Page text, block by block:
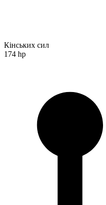
Кінських сил
174 hp